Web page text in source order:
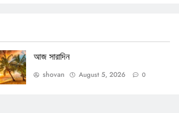
আজ সারাদিন
shovan August 5, 2026 0